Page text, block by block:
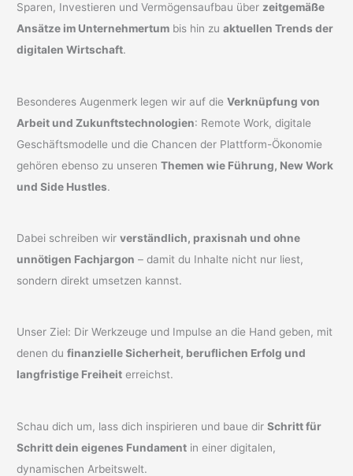
Sparen, Investieren und Vermögensaufbau überzeitgemäße
Ansätze im Unternehmertum bis hin zuaktuellen Trends der
digitalen Wirtschaft.
Besonderes Augenmerk legen wir auf dieVerknüpfung von
Arbeit und Zukunftstechnologien: Remote Work, digitale
Geschäftsmodelle und die Chancen der Plattform-Ökonomie
gehören ebenso zu unserenThemen wie Führung, New Work
und Side Hustles.
Dabei schreiben wirverständlich, praxisnah und ohne
unnötigen Fachjargon – damit du Inhalte nicht nur liest,
sondern direkt umsetzen kannst.
Unser Ziel: Dir Werkzeuge und Impulse an die Hand geben, mit
denen dufinanzielle Sicherheit, beruflichen Erfolg und
langfristige Freiheit erreichst.
Schau dich um, lass dich inspirieren und baue dirSchritt für
Schritt dein eigenes Fundament in einer digitalen,
dynamischen Arbeitswelt.